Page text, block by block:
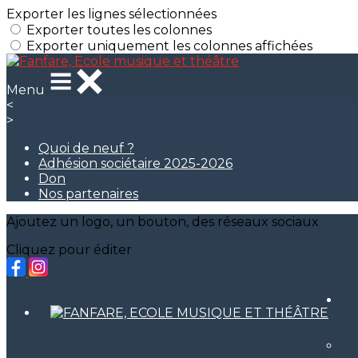
Exporter les lignes sélectionnées
Exporter toutes les colonnes
Exporter uniquement les colonnes affichées
Menu
<
>
Quoi de neuf ?
Adhésion sociétaire 2025-2026
Don
Nos partenaires
Ajoutez un logo, un bouton, des réseaux sociaux
Cliquez pour éditer